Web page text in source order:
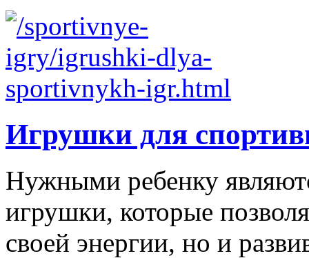
Игрушки для
Нужными ребенку
игрушки, которые
своей энергии, но и